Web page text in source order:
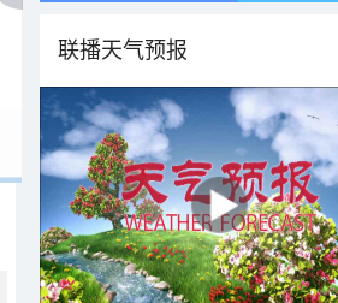
联播天气预报